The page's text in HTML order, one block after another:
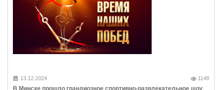
13.12.2024 1148